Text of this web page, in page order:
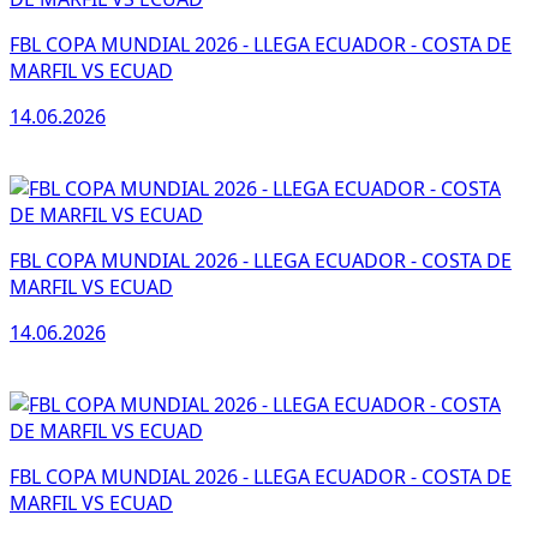
FBL COPA MUNDIAL 2026 - LLEGA ECUADOR - COSTA DE
MARFIL VS ECUAD
14.06.2026
FBL COPA MUNDIAL 2026 - LLEGA ECUADOR - COSTA DE
MARFIL VS ECUAD
14.06.2026
FBL COPA MUNDIAL 2026 - LLEGA ECUADOR - COSTA DE
MARFIL VS ECUAD